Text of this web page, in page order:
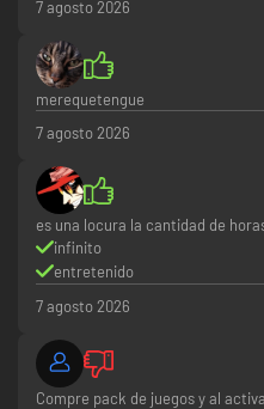
7 agosto 2026
merequetengue
7 agosto 2026
es una locura la cantidad de
infinito
entretenido
7 agosto 2026
Compre pack de juegos y al